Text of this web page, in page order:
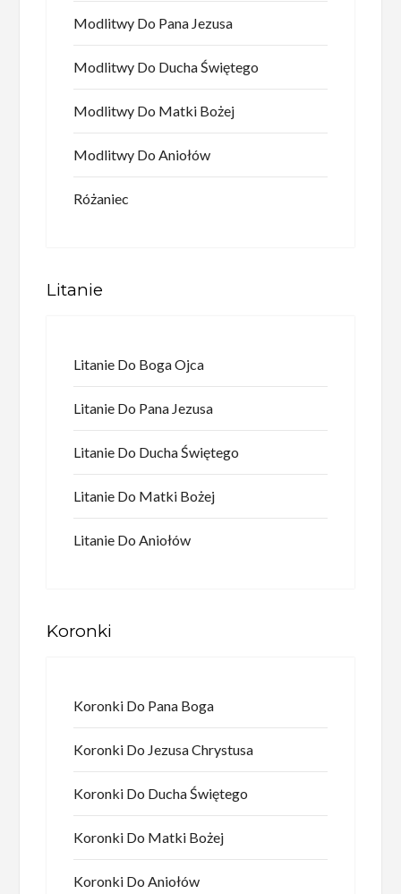
Modlitwy Do Pana Jezusa
Modlitwy Do Ducha Świętego
Modlitwy Do Matki Bożej
Modlitwy Do Aniołów
Różaniec
Litanie
Litanie Do Boga Ojca
Litanie Do Pana Jezusa
Litanie Do Ducha Świętego
Litanie Do Matki Bożej
Litanie Do Aniołów
Koronki
Koronki Do Pana Boga
Koronki Do Jezusa Chrystusa
Koronki Do Ducha Świętego
Koronki Do Matki Bożej
Koronki Do Aniołów